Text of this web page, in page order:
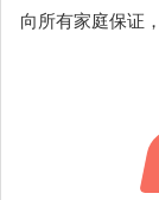
向所有家庭保证